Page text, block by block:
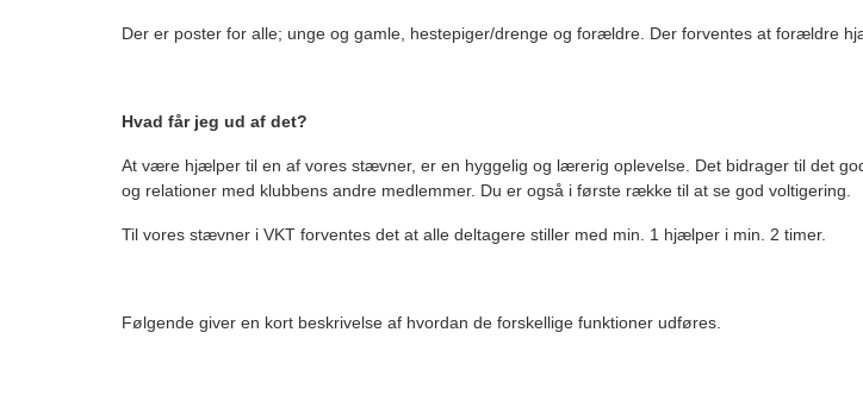
Der er poster for alle; unge og gamle, hestepiger/drenge og forældre. Der forventes at forældre
Hvad får jeg ud af det?
At være hjælper til en af vores stævner, er en hyggelig og lærerig oplevelse. Det bidrager til det
og relationer med klubbens andre medlemmer. Du er også i første række til at se god voltigering.
Til vores stævner i VKT forventes det at alle deltagere stiller med min. 1 hjælper i min. 2 timer.
Følgende giver en kort beskrivelse af hvordan de forskellige funktioner udføres.